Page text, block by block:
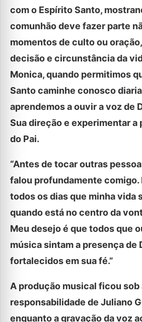
com o Espírito Santo,
comunhão deve fazer parte
momentos de culto ou
decisão e circunstância da
Monica, quando permitimos
Santo caminhe conosco
aprendemos a ouvir a voz de
Sua direção e experimentar
do Pai.
“Antes de tocar outras
falou profundamente comigo.
todos os dias que minha vida
quando está no centro da
Meu desejo é que todos que
música sintam a presença de
fortalecidos em sua fé.”
A produção musical ficou sob
responsabilidade de Juliano
enquanto a gravação da voz